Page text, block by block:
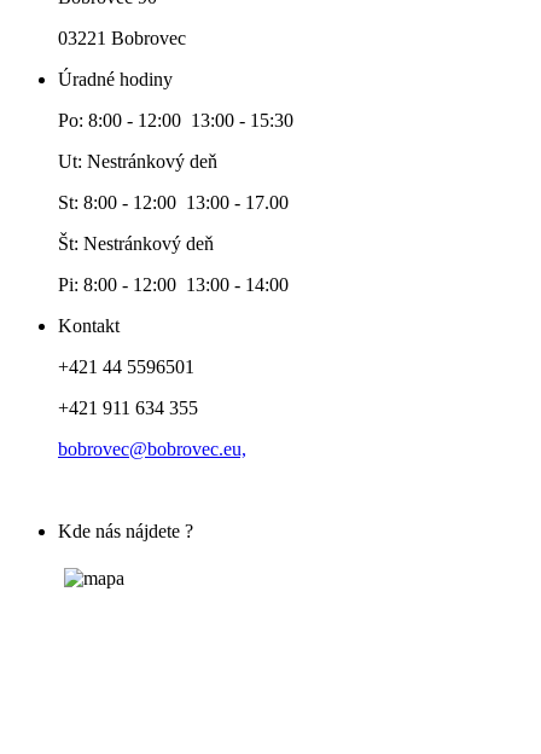
03221 Bobrovec
Úradné hodiny
Po: 8:00 - 12:00 13:00 - 15:30
Ut: Nestránkový deň
St: 8:00 - 12:00 13:00 - 17.00
Št: Nestránkový deň
Pi: 8:00 - 12:00 13:00 - 14:00
Kontakt
+421 44 5596501
+421 911 634 355
bobrovec@bobrovec.eu,
Kde nás nájdete ?